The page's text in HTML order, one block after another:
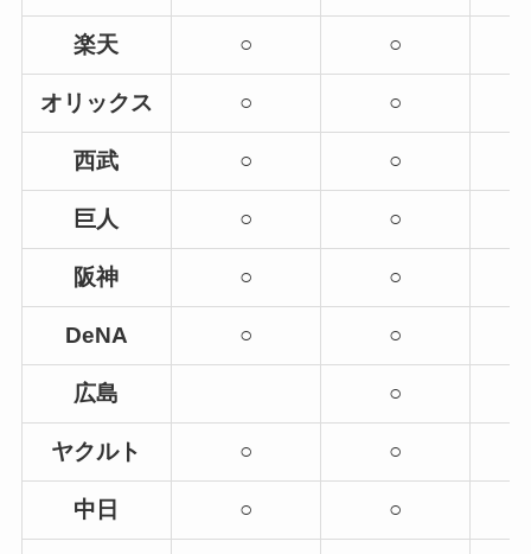
楽天 ○ ○
オリックス ○ ○
西武 ○ ○
巨人 ○ ○
阪神 ○ ○
DeNA ○ ○
広島 ○
ヤクルト ○ ○
中日 ○ ○